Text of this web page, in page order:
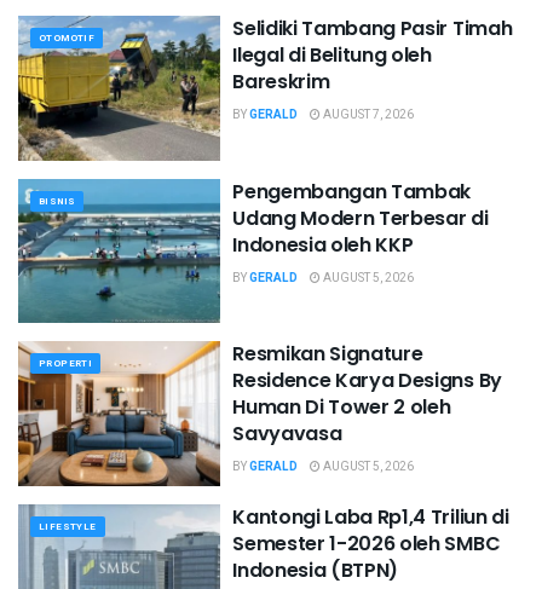
OTOMOTIF
Selidiki Tambang Pasir Timah
Ilegal di Belitung oleh
Bareskrim
BYGERALD AUGUST 7, 2026
BISNIS
Pengembangan Tambak
Udang Modern Terbesar di
Indonesia oleh KKP
BYGERALD AUGUST 5, 2026
PROPERTI
Resmikan Signature
Residence Karya Designs By
Human Di Tower 2 oleh
Savyavasa
BYGERALD AUGUST 5, 2026
LIFESTYLE
Kantongi Laba Rp1,4 Triliun di
Semester 1-2026 oleh SMBC
Indonesia (BTPN)